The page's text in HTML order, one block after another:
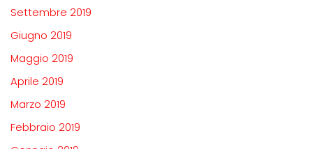
Settembre 2019
Giugno 2019
Maggio 2019
Aprile 2019
Marzo 2019
Febbraio 2019